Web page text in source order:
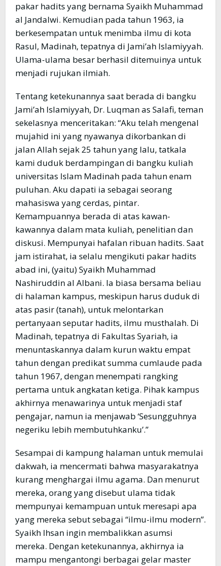
pakar hadits yang bernama Syaikh Muhammad
al Jandalwi. Kemudian pada tahun 1963, ia
berkesempatan untuk menimba ilmu di kota
Rasul, Madinah, tepatnya di Jami’ah Islamiyyah.
Ulama-ulama besar berhasil ditemuinya untuk
menjadi rujukan ilmiah.
Tentang ketekunannya saat berada di bangku
Jami’ah Islamiyyah, Dr. Luqman as Salafi, teman
sekelasnya menceritakan: “Aku telah mengenal
mujahid ini yang nyawanya dikorbankan di
jalan Allah sejak 25 tahun yang lalu, tatkala
kami duduk berdampingan di bangku kuliah
universitas Islam Madinah pada tahun enam
puluhan. Aku dapati ia sebagai seorang
mahasiswa yang cerdas, pintar.
Kemampuannya berada di atas kawan-
kawannya dalam mata kuliah, penelitian dan
diskusi. Mempunyai hafalan ribuan hadits. Saat
jam istirahat, ia selalu mengikuti pakar hadits
abad ini, (yaitu) Syaikh Muhammad
Nashiruddin al Albani. Ia biasa bersama beliau
di halaman kampus, meskipun harus duduk di
atas pasir (tanah), untuk melontarkan
pertanyaan seputar hadits, ilmu musthalah. Di
Madinah, tepatnya di Fakultas Syariah, ia
menuntaskannya dalam kurun waktu empat
tahun dengan predikat summa cumlaude pada
tahun 1967, dengan menempati rangking
pertama untuk angkatan ketiga. Pihak kampus
akhirnya menawarinya untuk menjadi staf
pengajar, namun ia menjawab ‘Sesungguhnya
negeriku lebih membutuhkanku’.”
Sesampai di kampung halaman untuk memulai
dakwah, ia mencermati bahwa masyarakatnya
kurang menghargai ilmu agama. Dan menurut
mereka, orang yang disebut ulama tidak
mempunyai kemampuan untuk meresapi apa
yang mereka sebut sebagai “ilmu-ilmu modern”.
Syaikh Ihsan ingin membalikkan asumsi
mereka. Dengan ketekunannya, akhirnya ia
mampu mengantongi berbagai gelar master